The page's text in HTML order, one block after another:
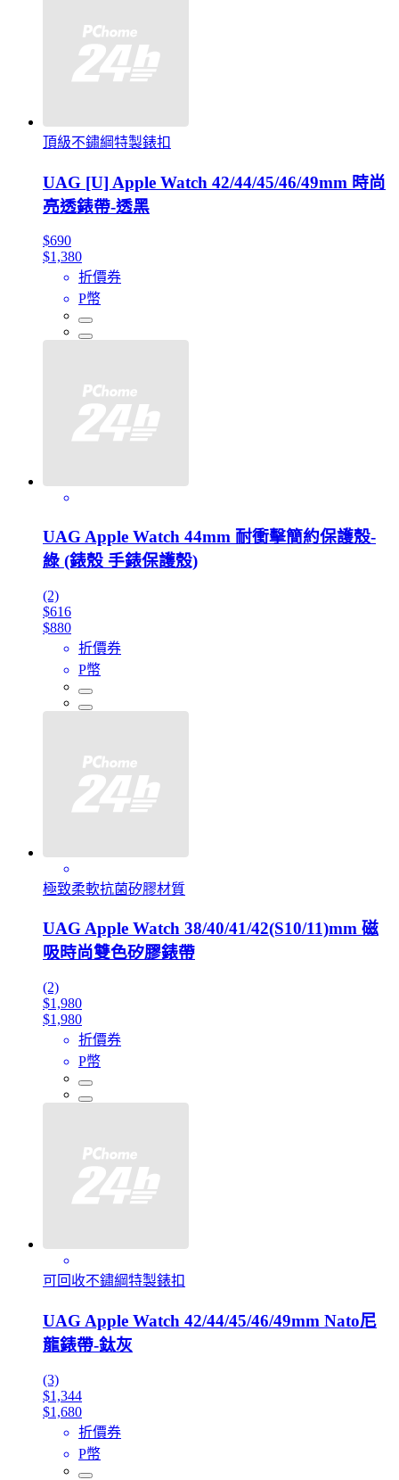
頂級不鏽綱特製錶扣
UAG [U] Apple Watch 42/44/45/46/49mm 時尚
亮透錶帶-透黑
$690
$1,380
折價券
P幣
UAG Apple Watch 44mm 耐衝擊簡約保護殼-
綠 (錶殼 手錶保護殼)
(2)
$616
$880
折價券
P幣
極致柔軟抗菌矽膠材質
UAG Apple Watch 38/40/41/42(S10/11)mm 磁
吸時尚雙色矽膠錶帶
(2)
$1,980
$1,980
折價券
P幣
可回收不鏽綱特製錶扣
UAG Apple Watch 42/44/45/46/49mm Nato尼
龍錶帶-鈦灰
(3)
$1,344
$1,680
折價券
P幣